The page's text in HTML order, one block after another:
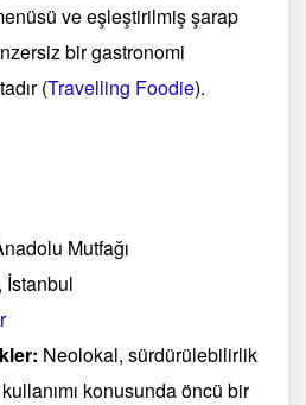
ve eşleştirilmiş şarap
bir gastronomi
(Travelling Foodie)​.
Mutfağı
İstanbul
Neolokal, sürdürülebilirlik
konusunda öncü bir